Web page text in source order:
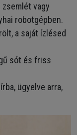
vagy
robotgépben.
a saját ízlésed
sót és friss
ügyelve arra,